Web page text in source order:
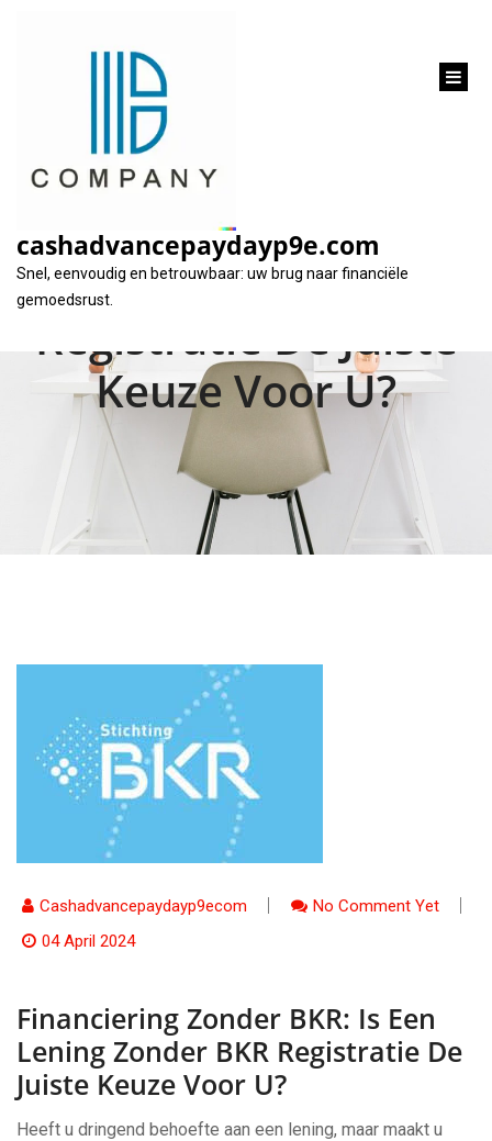
cashadvancepaydayp9e.com
Snel, eenvoudig en betrouwbaar: uw brug naar financiële
gemoedsrust.
Financiering Zonder
BKR: Is Een Lening
Zonder BKR
Registratie De Juiste
Keuze Voor U?
Cashadvancepaydayp9ecom
No Comment Yet
04 April 2024
Financiering Zonder BKR: Is Een
Lening Zonder BKR Registratie De
Juiste Keuze Voor U?
Heeft u dringend behoefte aan een lening, maar maakt u